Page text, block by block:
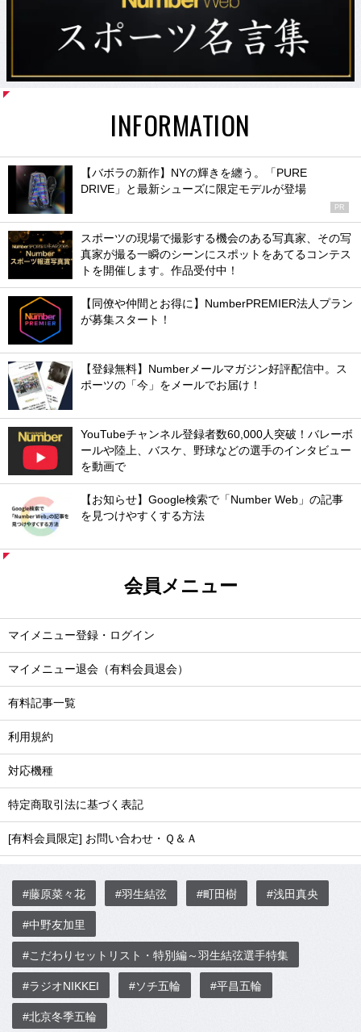
INFORMATION
【バボラの新作】NYの輝きを纏う。「PURE
DRIVE」と最新シューズに限定モデルが登場
PR
スポーツの現場で撮影する機会のある写真家、その写
真家が撮る一瞬のシーンにスポットをあてるコンテス
トを開催します。作品受付中！
【同僚や仲間とお得に】NumberPREMIER法人プラン
が募集スタート！
【登録無料】Numberメールマガジン好評配信中。ス
ポーツの「今」をメールでお届け！
YouTubeチャンネル登録者数60,000人突破！バレーボ
ールや陸上、バスケ、野球などの選手のインタビュー
を動画で
【お知らせ】Google検索で「Number Web」の記事
を見つけやすくする方法
会員メニュー
マイメニュー登録・ログイン
マイメニュー退会（有料会員退会）
有料記事一覧
利用規約
対応機種
特定商取引法に基づく表記
[有料会員限定] お問い合わせ・Ｑ＆Ａ
#藤原菜々花 #羽生結弦 #町田樹 #浅田真央
#中野友加里
#こだわりセットリスト・特別編～羽生結弦選手特集
#ラジオNIKKEI #ソチ五輪 #平昌五輪
#北京冬季五輪